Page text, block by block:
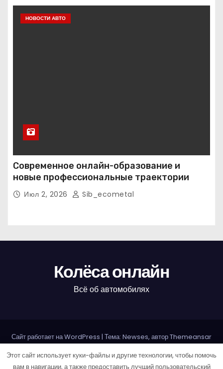
НОВОСТИ АВТО
Современное онлайн-образование и
новые профессиональные траектории
Июл 2, 2026 Sib_ecometal
Колёса онлайн
Всё об автомобилях
Сайт работает на WordPress | Тема: Newses, авторThemeansar
Home Авторам и правообладателям Карта сайта
Этот сайт использует куки-файлы и другие технологии, чтобы помочь
вам в навигации, а также предоставить лучший пользовательский